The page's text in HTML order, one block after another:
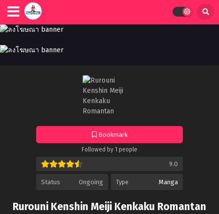
Bookmark
Followed by 1 people
9.0
Status Ongoing Type Manga
Rurouni Kenshin Meiji Kenkaku Romantan